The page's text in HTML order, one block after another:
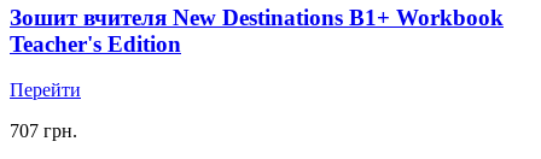
Зошит вчителя New Destinations B1+ Workbook
Teacher's Edition
Перейти
707 грн.